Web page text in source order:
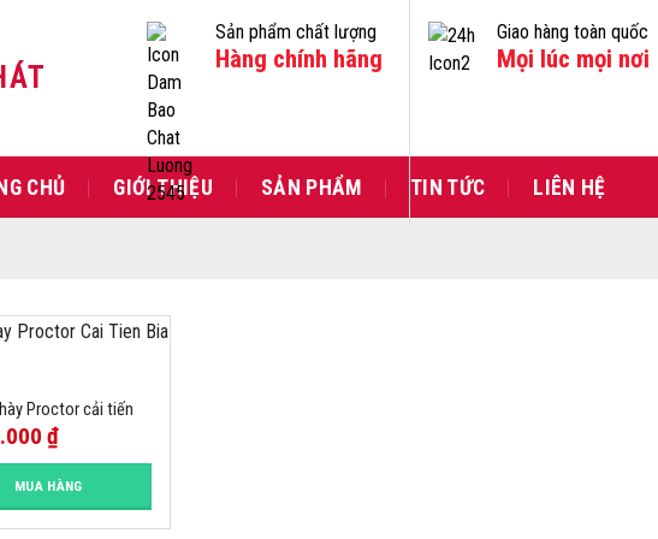
Sản phẩm chất lượng
Hàng chính hãng
Giao hàng toàn quốc
Mọi lúc mọi nơi
CHỦ GIỚI THIỆU SẢN PHẨM TIN TỨC LIÊN HỆ
Proctor cải tiến
₫
MUA HÀNG